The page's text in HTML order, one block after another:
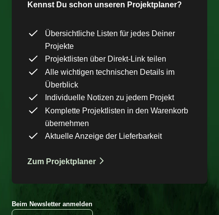
Kennst Du schon unseren Projektplaner?
Übersichtliche Listen für jedes Deiner
Projekte
Projektlisten über Direkt-Link teilen
Alle wichtigen technischen Details im
Überblick
Individuelle Notizen zu jedem Projekt
Komplette Projektlisten in den Warenkorb
übernehmen
Aktuelle Anzeige der Lieferbarkeit
Zum Projektplaner
Beim Newsletter anmelden